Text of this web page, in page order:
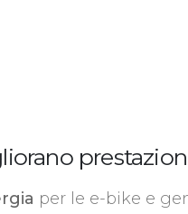
per le e-bike e